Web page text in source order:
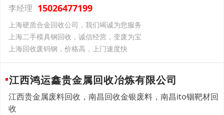
李经理 15026477199
上海硬质合金回收公司，我们竭诚为您服务
上海二手模具钢回收，诚信经营，变废为宝
上海回收废钨钢，价格高，上门速度快
江西鸿运鑫贵金属回收冶炼有限公司
江西贵金属废料回收，南昌回收金银废料，南昌ito铟靶材回
收